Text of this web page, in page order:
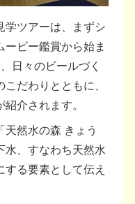
学ツアーは、まずシ
ビー鑑賞から始ま
日々のビールづく
だわりとともに、
介されます。
然水の森 きょう
水、すなわち天然水
る要素として伝え